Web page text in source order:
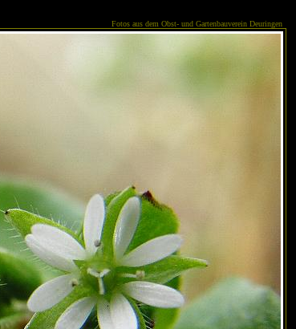
Fotos aus dem Obst- und Gartenbauverein Deuringen